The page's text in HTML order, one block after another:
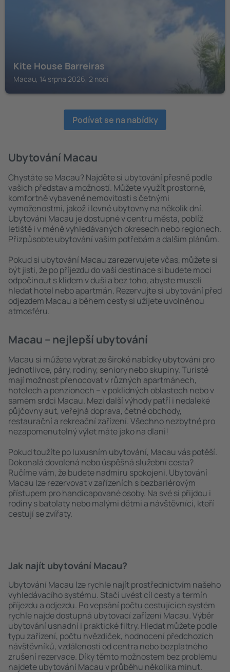
Kite House Barreiras
Macau, 14 srpna 2026, 2 noci
Podívat se na nabídky
Ubytování Macau
Chystáte se Macau? Najděte si ubytování přesně podle
vašich představ a možností. Můžete využít prostorné,
komfortně vybavené nemovitosti s četnými
vymoženostmi, jakož i levné ubytovny na několik dní.
Ubytování Macau je dostupné v centru města, poblíž
letiště i v méně vyhledávaných okresech nebo regionech.
Přizpůsobte ubytování vašim potřebám a dalším plánům.
Pokud si ubytování Macau zarezervujete včas, můžete si
být jisti, že po příjezdu do vaší destinace si budete moci
odpočinout s klidem v duši a bez toho, abyste museli
hledat hotel nebo apartmán. Rezervujte si ubytování před
odjezdem Macau a během cesty si užijete uvolněnou
atmosféru.
Macau – nejlepší ubytování
Macau si můžete vybrat ze široké nabídky ubytování pro
jednotlivce, páry, rodiny, seniory nebo skupiny. Turisté
mají možnost přenocovat v různých apartmánech,
hotelech a penzionech – v poklidných oblastech nebo v
samém srdci Macau. Mezi další výhody patří i nedaleké
půjčovny aut, veřejná doprava, četné obchody,
restaurační a rekreační zařízení. Všechno nezbytné pro
nezapomenutelný výlet máte jako na dlani!
Pokud toužíte po luxusním ubytování, Macau vás potěší.
Dokonalá dovolená nebo úspěšná služební cesta?
Ručíme vám, že budete nadmíru spokojeni. Ubytování
Macau lze rezervovat v zařízeních s bezbariérovým
přístupem pro handicapované osoby. Na své si přijdou i
rodiny s batolaty nebo malými dětmi a návštěvníci, kteří
cestují se zvířaty.
Jak najít ubytování Macau?
Ubytování Macau lze rychle najít prostřednictvím našeho
vyhledávacího systému. Stačí uvést cíl cesty a termín
příjezdu a odjezdu. Po vepsání počtu cestujících systém
rychle najde dostupná ubytovací zařízení Macau. Výběr
ubytování usnadní i praktické filtry. Hledat můžete podle
typu zařízení, počtu hvězdiček, hodnocení předchozích
návštěvníků, vzdálenosti od centra nebo bezplatného
zrušení rezervace. Díky těmto možnostem bez problému
najdete ubytování Macau v průběhu několika minut.